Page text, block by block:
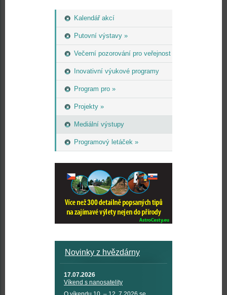
Kalendář akcí
Putovní výstavy »
Večerní pozorování pro veřejnost
Inovativní výukové programy
Program pro »
Projekty »
Mediální výstupy
Programový letáček »
Novinky z hvězdárny
17.07.2026
Víkend s nanosatelity